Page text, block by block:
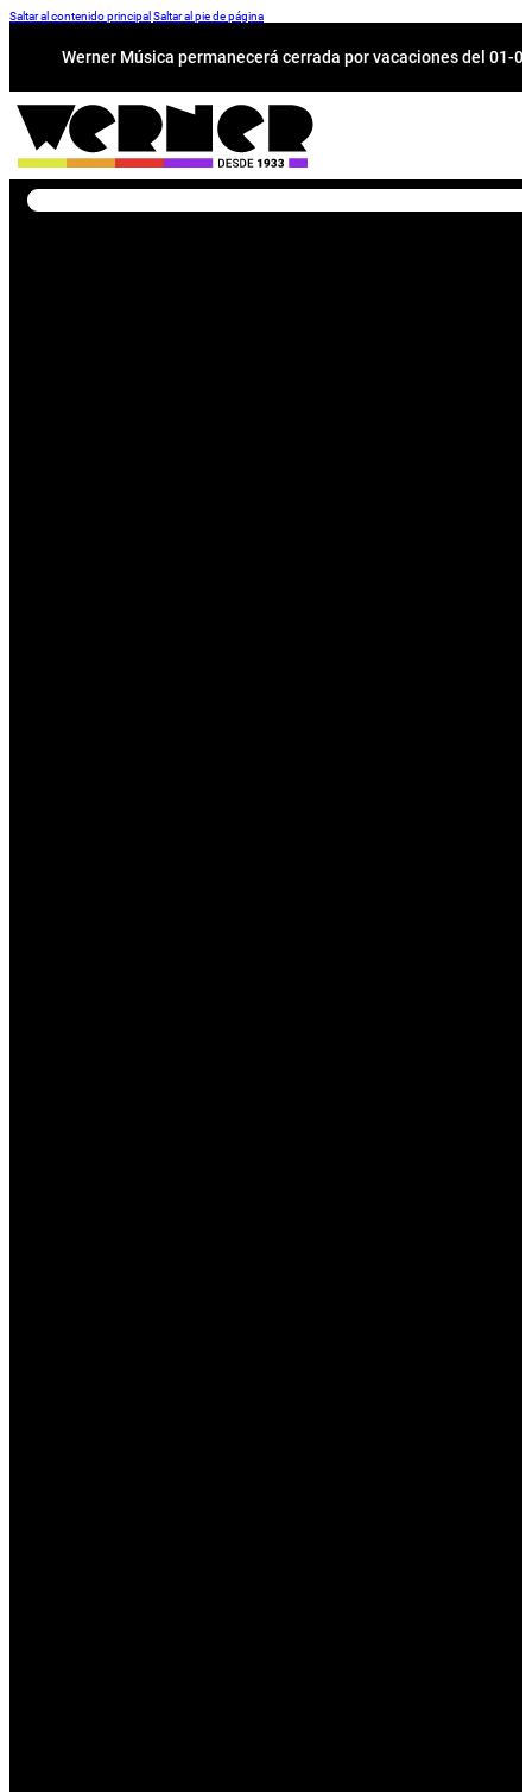
Saltar al contenido principal Saltar al pie de página
Werner Música permanecerá cerrada por vacaciones del 01-
Buscar